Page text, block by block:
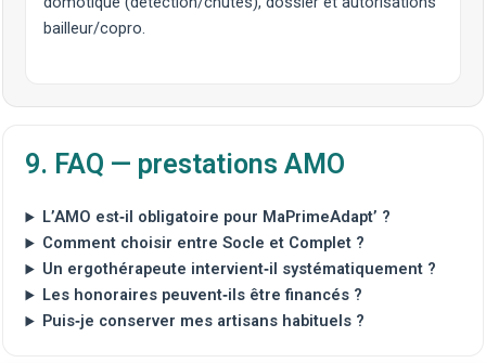
bailleur/copro.
9. FAQ — prestations AMO
L’AMO est‑il obligatoire pour MaPrimeAdapt’ ?
Comment choisir entre Socle et Complet ?
Un ergothérapeute intervient‑il systématiquement ?
Les honoraires peuvent‑ils être financés ?
Puis‑je conserver mes artisans habituels ?